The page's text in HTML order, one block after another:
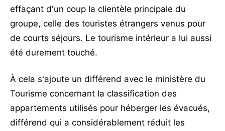
effaçant d'un coup la clientèle principale du
groupe, celle des touristes étrangers venus pour
de courts séjours. Le tourisme intérieur a lui aussi
été durement touché.
À cela s'ajoute un différend avec le ministère du
Tourisme concernant la classification des
appartements utilisés pour héberger les évacués,
différend qui a considérablement réduit les